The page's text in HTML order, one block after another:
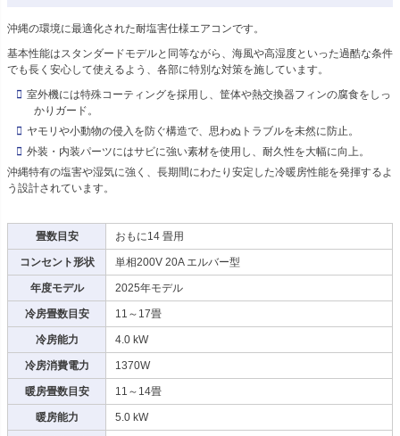
沖縄の環境に最適化された耐塩害仕様エアコンです。
基本性能はスタンダードモデルと同等ながら、海風や高湿度といった過酷な条件
でも長く安心して使えるよう、各部に特別な対策を施しています。
室外機には特殊コーティングを採用し、筐体や熱交換器フィンの腐食をしっ
かりガード。
ヤモリや小動物の侵入を防ぐ構造で、思わぬトラブルを未然に防止。
外装・内装パーツにはサビに強い素材を使用し、耐久性を大幅に向上。
沖縄特有の塩害や湿気に強く、長期間にわたり安定した冷暖房性能を発揮するよ
う設計されています。
畳数目安 おもに14 畳用
コンセント形状 単相200V 20A エルバー型
年度モデル 2025年モデル
冷房畳数目安 11～17畳
冷房能力 4.0 kW
冷房消費電力 1370W
暖房畳数目安 11～14畳
暖房能力 5.0 kW